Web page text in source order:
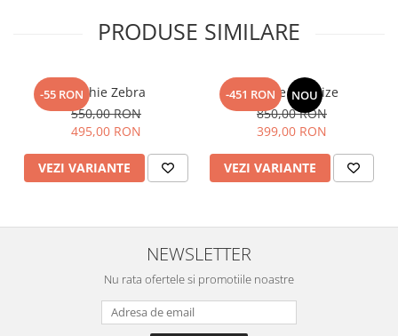
PRODUSE SIMILARE
-55 RONRochie Zebra
550,00 RON
495,00 RON
VEZI VARIANTE
-451 RON NOU
Rochie Charlize
850,00 RON
399,00 RON
VEZI VARIANTE
NEWSLETTER
Nu rata ofertele si promotiile noastre